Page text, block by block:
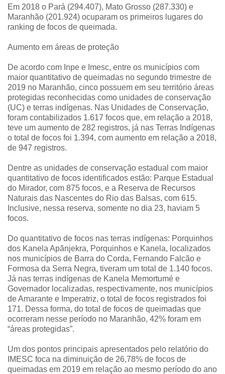
Em 2018 o Pará (294.407), Mato Grosso (287.330) e
Maranhão (201.924) ocuparam os primeiros lugares do
ranking de focos de queimada.
Aumento em áreas de proteção
De acordo com Inpe e Imesc, entre os municípios com
maior quantitativo de queimadas no segundo trimestre de
2019 no Maranhão, cinco possuem em seu território áreas
protegidas reconhecidas como unidades de conservação
(UC) e terras indígenas. Nas Unidades de Conservação,
foram contabilizados 1.617 focos que, em relação a 2018,
teve um aumento de 282 registros, já nas Terras Indígenas
o total de focos foi 1.394, com aumento em relação a 2018,
de 947 registros.
Dentre as unidades de conservação estadual com maior
quantitativo de focos identificados estão: Parque Estadual
do Mirador, com 875 focos, e a Reserva de Recursos
Naturais das Nascentes do Rio das Balsas, com 615.
Inclusive, nessa reserva, somente no dia 23, haviam 5
focos.
Do quantitativo de focos nas terras indígenas: Porquinhos
dos Kanela Apãnjekra, Porquinhos e Kanela, localizados
nos municípios de Barra do Corda, Fernando Falcão e
Formosa da Serra Negra, tiveram um total de 1.140 focos.
Já nas terras indígenas de Kanela Memortumé e
Governador localizadas, respectivamente, nos municípios
de Amarante e Imperatriz, o total de focos registrados foi
171. Dessa forma, do total de focos de queimadas que
ocorreram nesse período no Maranhão, 42% foram em
“áreas protegidas”.
Um dos pontos principais apresentados pelo relatório do
IMESC foca na diminuição de 26,78% de focos de
queimadas em 2019 em relação ao mesmo período do ano